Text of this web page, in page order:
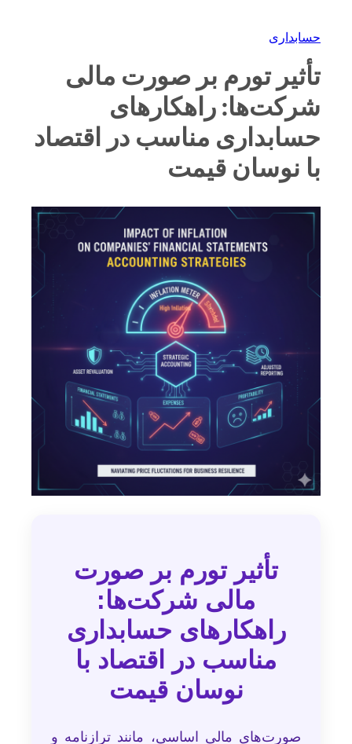
حسابداری
تأثیر تورم بر صورت مالی
شرکت‌ها: راهکارهای
حسابداری مناسب در اقتصاد
با نوسان قیمت
تأثیر تورم بر صورت
مالی شرکت‌ها:
راهکارهای حسابداری
مناسب در اقتصاد با
نوسان قیمت
صورت‌های مالی اساسی، مانند ترازنامه و